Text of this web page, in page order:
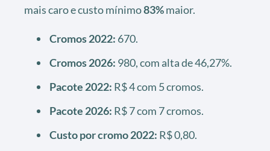
mais caro e custo mínimo83%maior.
Cromos 2022: 670.
Cromos 2026: 980, com alta de 46,27%.
Pacote 2022: R$ 4 com 5 cromos.
Pacote 2026: R$ 7 com 7 cromos.
Custo por cromo 2022: R$ 0,80.